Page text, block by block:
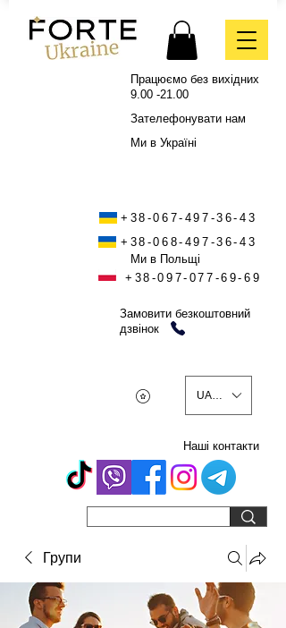
Працюємо без вихідних
9.00 -21.00
Зателефонувати нам
Ми в Україні
+38-067-497-36-43
+38-068-497-36-43
Ми в Польщі
+38-097-077-69-69
Замовити безкоштовний
дзвінок
UAH (₴)
Наші контакти
Групи